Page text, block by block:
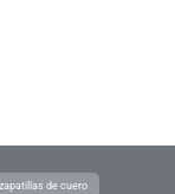
zapatillas de cuero